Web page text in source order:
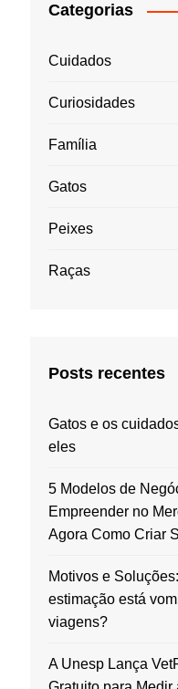
Categorias
Cuidados
Curiosidades
Família
Gatos
Peixes
Raças
Posts recentes
Gatos e os
eles
5 Modelos de
Empreender no
Agora Como Criar
Motivos e
estimação está
viagens?
A Unesp Lança